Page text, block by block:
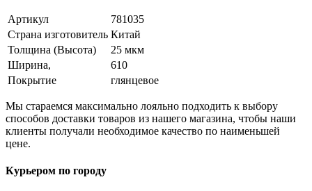
Артикул
781035
Страна изготовитель Китай
Толщина (Высота)
25 мкм
Ширина,
610
Покрытие
глянцевое
Мы стараемся максимально лояльно подходить к выбору
способов доставки товаров из нашего магазина, чтобы наши
клиенты получали необходимое качество по наименьшей
цене.
Курьером по городу